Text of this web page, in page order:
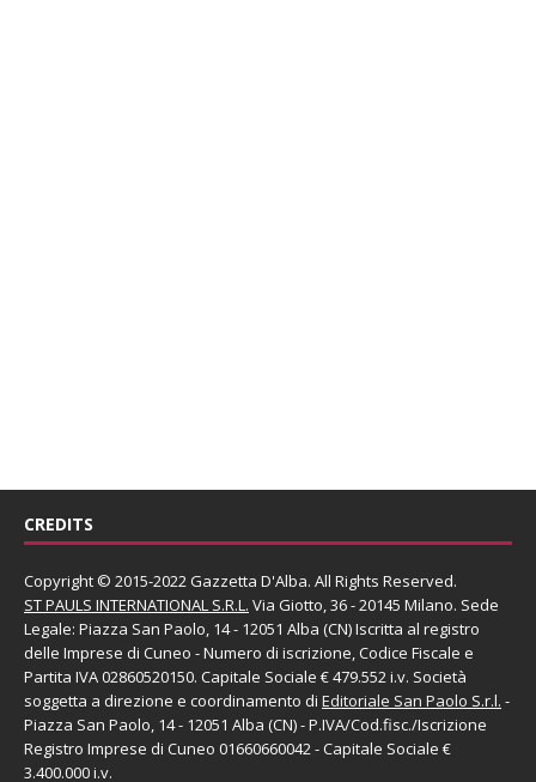
CREDITS
Copyright © 2015-2022 Gazzetta D'Alba. All Rights Reserved.
ST PAULS INTERNATIONAL S.R.L. Via Giotto, 36 - 20145 Milano. Sede
Legale: Piazza San Paolo, 14 - 12051 Alba (CN) Iscritta al registro
delle Imprese di Cuneo - Numero di iscrizione, Codice Fiscale e
Partita IVA 02860520150. Capitale Sociale € 479.552 i.v. Società
soggetta a direzione e coordinamento di Editoriale San Paolo S.r.l. -
Piazza San Paolo, 14 - 12051 Alba (CN) - P.IVA/Cod.fisc./Iscrizione
Registro Imprese di Cuneo 01660660042 - Capitale Sociale €
3.400.000 i.v.